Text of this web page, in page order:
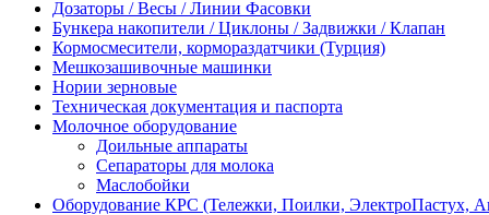
Дозаторы / Весы / Линии Фасовки
Бункера накопители / Циклоны / Задвижки / Клапан
Кормосмесители, кормораздатчики (Турция)
Мешкозашивочные машинки
Нории зерновые
Техническая документация и паспорта
Молочное оборудование
Доильные аппараты
Сепараторы для молока
Маслобойки
Оборудование КРС (Тележки, Поилки, ЭлектроПастух,